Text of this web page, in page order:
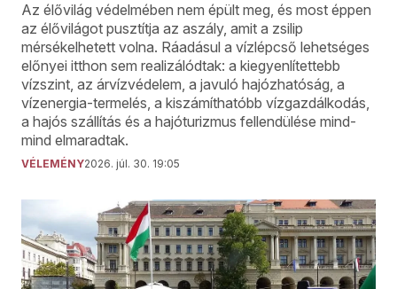
Az élővilág védelmében nem épült meg, és most éppen
az élővilágot pusztítja az aszály, amit a zsilip
mérsékelhetett volna. Ráadásul a vízlépcső lehetséges
előnyei itthon sem realizálódtak: a kiegyenlítettebb
vízszint, az árvízvédelem, a javuló hajózhatóság, a
vízenergia-termelés, a kiszámíthatóbb vízgazdálkodás,
a hajós szállítás és a hajóturizmus fellendülése mind-
mind elmaradtak.
VÉLEMÉNY2026. júl. 30. 19:05